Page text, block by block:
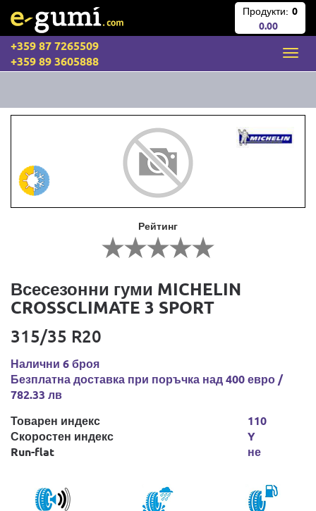
Продукти: 0
0.00
+359 87 7265509
+359 89 3605888
Рейтинг
Всесезонни гуми MICHELIN
CROSSCLIMATE 3 SPORT
315/35 R20
Налични 6 броя
Безплатна доставка при поръчка над 400 евро /
782.33 лв
Товарен индекс
Скоростен индекс
Run-flat
110
Y
не